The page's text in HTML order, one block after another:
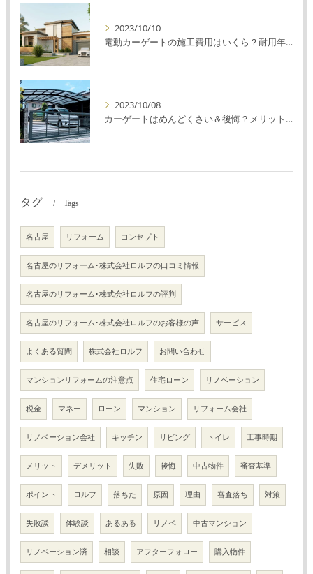
2023/10/10
電動カーゲートの施工費用はいくら？耐用年数や注意点を解説！
2023/10/08
カーゲートはめんどくさい＆後悔？メリット・デメリットを解説！
タグ Tags
名古屋 リフォーム コンセプト
名古屋のリフォーム･株式会社ロルフの口コミ情報
名古屋のリフォーム･株式会社ロルフの評判
名古屋のリフォーム･株式会社ロルフのお客様の声 サービス
よくある質問 株式会社ロルフ お問い合わせ
マンションリフォームの注意点 住宅ローン リノベーション
税金 マネー ローン マンション リフォーム会社
リノベーション会社 キッチン リビング トイレ 工事時期
メリット デメリット 失敗 後悔 中古物件 審査基準
ポイント ロルフ 落ちた 原因 理由 審査落ち 対策
失敗談 体験談 あるある リノベ 中古マンション
リノベーション済 相談 アフターフォロー 購入物件